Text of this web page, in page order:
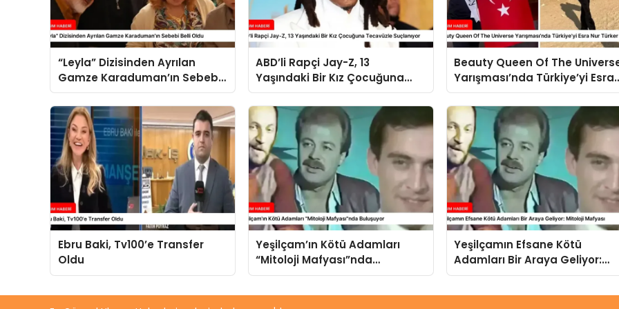
“Leyla” Dizisinden Ayrılan
Gamze Karaduman’ın Sebebi
Belli Oldu
ABD’li Rapçi Jay-Z, 13
Yaşındaki Bir Kız Çocuğuna
Tecavüzle Suçlanıyor
Beauty Queen Of The
Yarışması’nda Türkiye’yi Esra
Nur Türker Temsil Edecek
Ebru Baki, Tv100’e Transfer
Oldu
Yeşilçam’ın Kötü Adamları
“Mitoloji Mafyası”nda
Buluşuyor
Yeşilçamın Efsane Kötü
Adamları Bir Araya Geliyor:
Mitoloji Mafyası